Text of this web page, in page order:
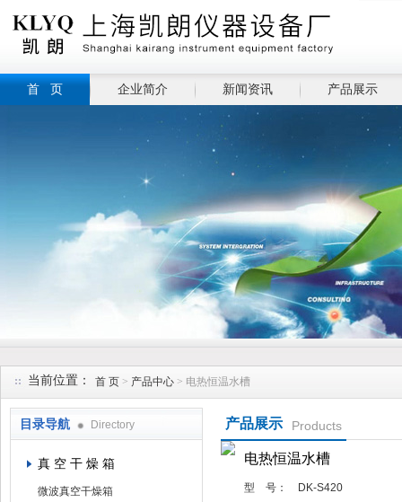
首 页 企业简介 新闻资讯 产品展示
当前位置： 首 页 > 产品中心 > 电热恒温水槽
目录导航 Directory
真 空 干 燥 箱
微波真空干燥箱
产品展示 Products
电热恒温水槽
型 号：
DK-S420